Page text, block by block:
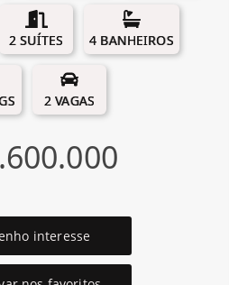
2 SUÍTES 4 BANHEIROS
2 VAGAS
interesse